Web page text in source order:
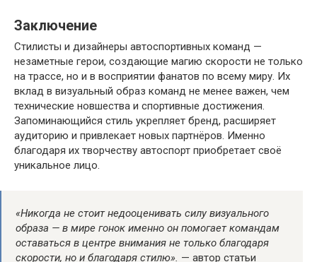
Заключение
Стилисты и дизайнеры автоспортивных команд —
незаметные герои, создающие магию скорости не только
на трассе, но и в восприятии фанатов по всему миру. Их
вклад в визуальный образ команд не менее важен, чем
технические новшества и спортивные достижения.
Запоминающийся стиль укрепляет бренд, расширяет
аудиторию и привлекает новых партнёров. Именно
благодаря их творчеству автоспорт приобретает своё
уникальное лицо.
«Никогда не стоит недооценивать силу визуального
образа — в мире гонок именно он помогает командам
оставаться в центре внимания не только благодаря
скорости, но и благодаря стилю». — автор статьи